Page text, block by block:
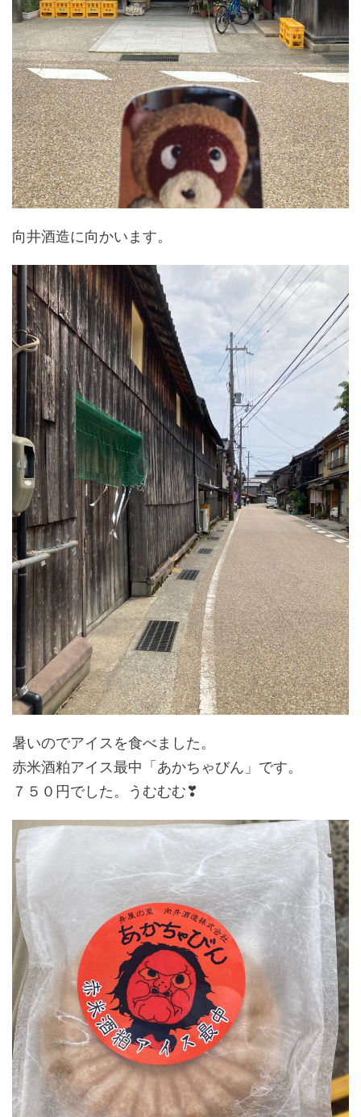
向井酒造に向かいます。
暑いのでアイスを食べました。
赤米酒粕アイス最中「あかちゃびん」です。
７５０円でした。うむむむ❣